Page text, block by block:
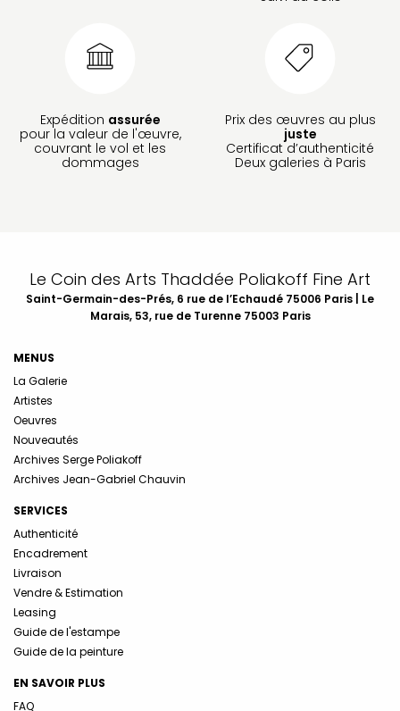
Expédition assurée
pour la valeur de l'œuvre,
couvrant le vol et les
dommages
Prix des œuvres au plus
juste
Certificat d’authenticité
Deux galeries à Paris
Le Coin des Arts Thaddée Poliakoff Fine Art
Saint-Germain-des-Prés, 6 rue de l’Echaudé 75006 Paris | Le
Marais, 53, rue de Turenne 75003 Paris
MENUS
La Galerie
Artistes
Oeuvres
Nouveautés
Archives Serge Poliakoff
Archives Jean-Gabriel Chauvin
SERVICES
Authenticité
Encadrement
Livraison
Vendre & Estimation
Leasing
Guide de l'estampe
Guide de la peinture
EN SAVOIR PLUS
FAQ